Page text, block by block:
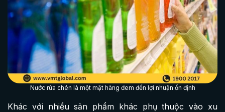
Nước rửa chén là một mặt hàng đem đến lợi nhuận ổn định
Khác với nhiều sản phẩm khác phụ thuộc vào xu